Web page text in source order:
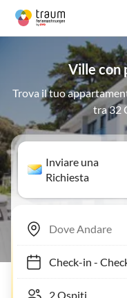
Ville con
Trova il tuo
tra 32
Inviare una
Richiesta
Check-in-